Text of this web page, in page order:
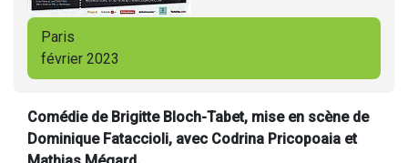
Paris
février 2023
Comédie de Brigitte Bloch-Tabet, mise en scène de
Dominique Fataccioli, avec Codrina Pricopoaia et